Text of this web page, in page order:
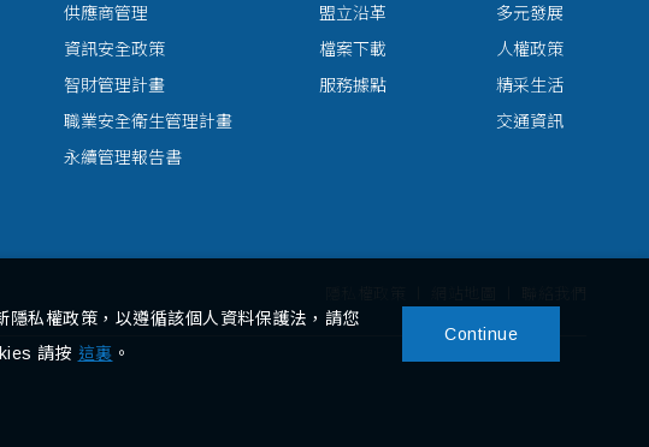
供應商管理
資訊安全政策
智財管理計畫
職業安全衛生管理計畫
永續管理報告書
盟立沿革
檔案下載
服務據點
多元發展
人權政策
精采生活
交通資訊
私權政策，以遵循該個人資料保護法，請您
請按 這裏 。
Continue